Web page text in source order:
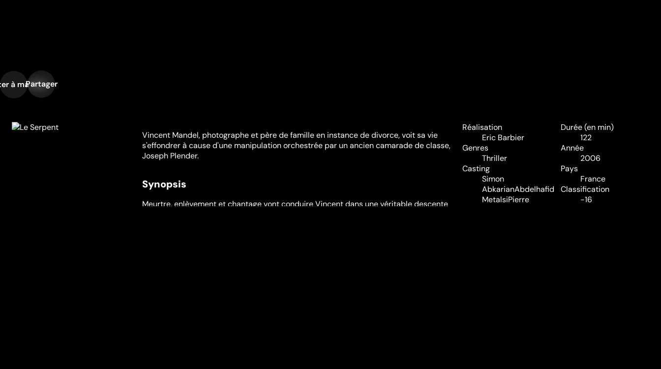
à ma liste
Partager
Vincent Mandel, photographe et père de famille en instance de divorce, voit sa vie
s'effondrer à cause d'une manipulation orchestrée par un ancien camarade de classe,
Joseph Plender.
Synopsis
Meurtre, enlèvement et chantage vont conduire Vincent dans une véritable descente
Réalisation
Eric Barbier
Genres
Thriller
Casting
Simon
AbkarianAbdelhafid
MetalsiPierre
Durée (en min)
122
Année
2006
Pays
France
Classification
-16